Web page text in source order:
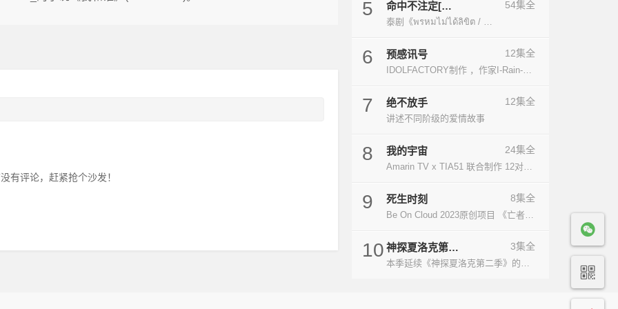
有评论，赶紧抢个沙发！
5
命中不注定[泰
语版]
54集全
泰剧《พรหมไม่ได้ลิขิต / …
6 预感讯号 12集全
IDOLFACTORY制作 ，作家I-Rain-Yia…
7 绝不放手 12集全
讲述不同阶级的爱情故事
8 我的宇宙 24集全
Amarin TV x TIA51 联合制作 12对CP，…
9 死生时刻 8集全
Be On Cloud 2023原创项目 《亡者之谜》《…
10 神探夏洛克第三
季
3集全
本季延续《神探夏洛克第二季》的剧情，在莱…